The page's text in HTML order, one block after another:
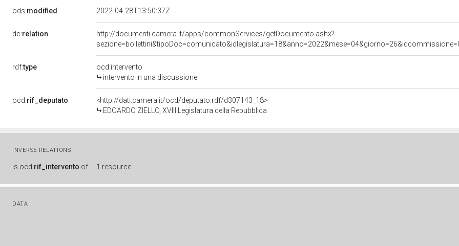
ods:modified 2022-04-28T13:50:37Z
dc:relation
http://documenti.camera.it/apps/commonServices/getDocumento.ashx?
rdf:type
ocd:intervento
intervento in una discussione
ocd:rif_deputato
<http://dati.camera.it/ocd/deputato.rdf/d307143_18>
EDOARDO ZIELLO, XVIII Legislatura della Repubblica
INVERSE RELATIONS
is ocd:rif_intervento of 1 resource
DATA